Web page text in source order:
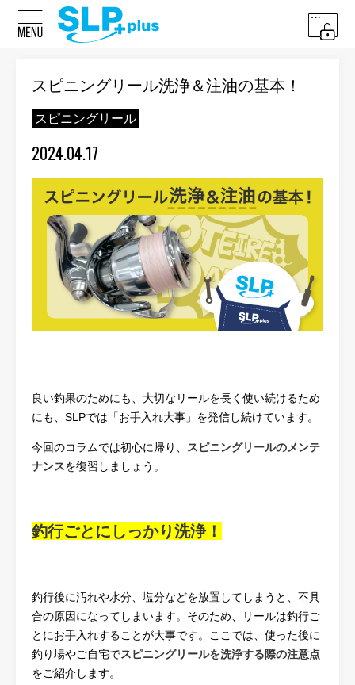
スピニングリール洗浄＆注油の基本！
スピニングリール
2024.04.17
良い釣果のためにも、大切なリールを長く使い続けるため
にも、SLPでは「お手入れ大事」を発信し続けています。
今回のコラムでは初心に帰り、
スピニングリールのメンテ
ナンスを復習しましょう。
釣行ごとにしっかり洗浄！
釣行後に汚れや水分、塩分などを放置してしまうと、不具
合の原因になってしまいます。そのため、リールは釣行ご
とにお手入れすることが大事です。ここでは、使った後に
釣り場やご自宅でスピニングリールを洗浄する際の注意点
をご紹介します。